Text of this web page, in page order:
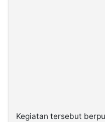
Kegiatan tersebut